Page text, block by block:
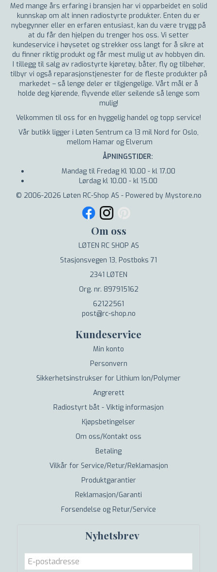
Med mange års erfaring i bransjen har vi opparbeidet en solid
kunnskap om alt innen radiostyrte produkter. Enten du er
nybegynner eller en erfaren entusiast, kan du være trygg på
at du får den hjelpen du trenger hos oss. Vi setter
kundeservice i høysetet og strekker oss langt for å sikre at
du finner riktig produkt og får mest mulig ut av hobbyen din.
I tillegg til salg av radiostyrte kjøretøy, båter, fly og tilbehør,
tilbyr vi også reparasjonstjenester for de fleste produkter på
markedet – så lenge deler er tilgjengelige. Vårt mål er å
holde deg kjørende, flyvende eller seilende så lenge som
mulig!
Velkommen til oss for en hyggelig handel og topp service!
Vår butikk ligger i Løten Sentrum ca 13 mil Nord for Oslo,
mellom Hamar og Elverum
ÅPNINGSTIDER:
Mandag til Fredag Kl 10.00 - kl 17.00
Lørdag kl 10.00 - kl 15.00
© 2006-2026 Løten RC-Shop AS - Powered by Mystore.no
Om oss
LØTEN RC SHOP AS
Stasjonsvegen 13, Postboks 71
2341 LØTEN
Org. nr. 897915162
62122561
post@rc-shop.no
Kundeservice
Min konto
Personvern
Sikkerhetsinstrukser for Lithium Ion/Polymer
Angrerett
Radiostyrt båt - Viktig informasjon
Kjøpsbetingelser
Om oss/Kontakt oss
Betaling
Vilkår for Service/Retur/Reklamasjon
Produktgarantier
Reklamasjon/Garanti
Forsendelse og Retur/Service
Nyhetsbrev